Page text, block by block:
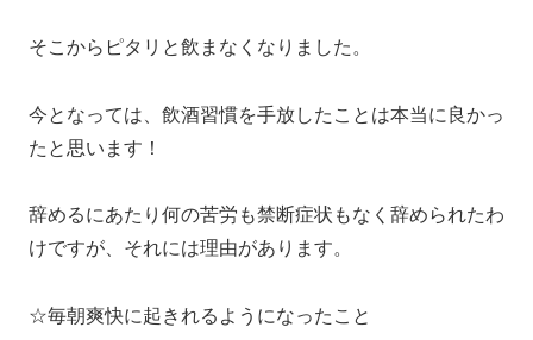
そこからピタリと飲まなくなりました。
今となっては、飲酒習慣を手放したことは本当に良かっ
たと思います！
辞めるにあたり何の苦労も禁断症状もなく辞められたわ
けですが、それには理由があります。
☆毎朝爽快に起きれるようになったこと